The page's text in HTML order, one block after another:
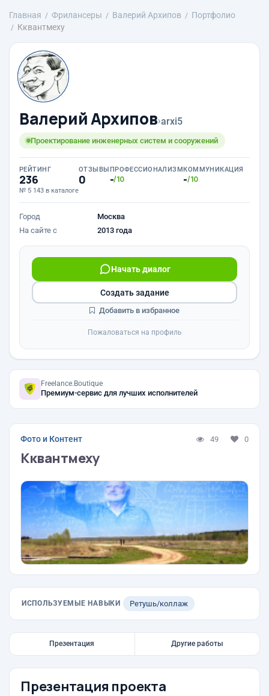
Главная Фрилансеры Валерий Архипов
Портфолио
Кквантмеху
Валерий Архипов›arxi5
Проектирование инженерных систем и сооружений
РЕЙТИНГ
236
№ 5 143 в каталоге
ОТЗЫВЫ
0
ПРОФЕССИОНАЛИЗМ
-/10
КОММУНИКАЦИЯ
-/10
Город
Москва
На сайте с
2013 года
Начать диалог
Создать задание
Добавить в избранное
Пожаловаться на профиль
Freelance.Boutique
Премиум-сервис для лучших исполнителей
Фото и Контент 49 0
Кквантмеху
ИСПОЛЬЗУЕМЫЕ НАВЫКИ Ретушь/коллаж
Презентация Другие работы
Презентация проекта